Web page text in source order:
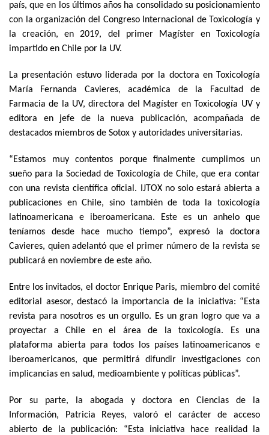
país, que en los últimos años ha consolidado su posicionamiento
con la organización del Congreso Internacional de Toxicología y
la creación, en 2019, del primer Magíster en Toxicología
impartido en Chile por la UV.
La presentación estuvo liderada por la doctora en Toxicología
María Fernanda Cavieres, académica de la Facultad de
Farmacia de la UV, directora del Magíster en Toxicología UV y
editora en jefe de la nueva publicación, acompañada de
destacados miembros de Sotox y autoridades universitarias.
“Estamos muy contentos porque finalmente cumplimos un
sueño para la Sociedad de Toxicología de Chile, que era contar
con una revista científica oficial. IJTOX no solo estará abierta a
publicaciones en Chile, sino también de toda la toxicología
latinoamericana e iberoamericana. Este es un anhelo que
teníamos desde hace mucho tiempo”, expresó la doctora
Cavieres, quien adelantó que el primer número de la revista se
publicará en noviembre de este año.
Entre los invitados, el doctor Enrique Paris, miembro del comité
editorial asesor, destacó la importancia de la iniciativa: “Esta
revista para nosotros es un orgullo. Es un gran logro que va a
proyectar a Chile en el área de la toxicología. Es una
plataforma abierta para todos los países latinoamericanos e
iberoamericanos, que permitirá difundir investigaciones con
implicancias en salud, medioambiente y políticas públicas”.
Por su parte, la abogada y doctora en Ciencias de la
Información, Patricia Reyes, valoró el carácter de acceso
abierto de la publicación: “Esta iniciativa hace realidad la